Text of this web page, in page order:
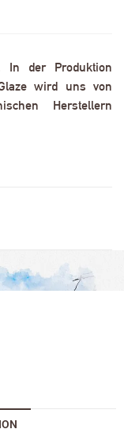
In der Produktion
wird uns von
Herstellern